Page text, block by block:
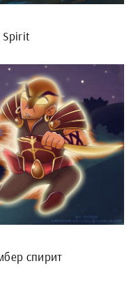
Spirit
спирит